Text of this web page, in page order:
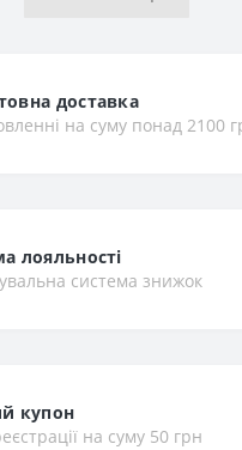
доставка
на суму понад 2100
лояльності
система знижок
купон
на суму 50 грн